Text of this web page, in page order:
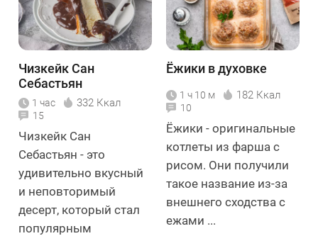
Чизкейк Сан
Себастьян
1 час 332 Ккал
15
Чизкейк Сан
Себастьян - это
удивительно вкусный
и неповторимый
десерт, который стал
популярным
Ёжики в духовке
1 ч 10 м 182 Ккал
10
Ёжики - оригинальные
котлеты из фарша с
рисом. Они получили
такое название из-за
внешнего сходства с
ежами ...